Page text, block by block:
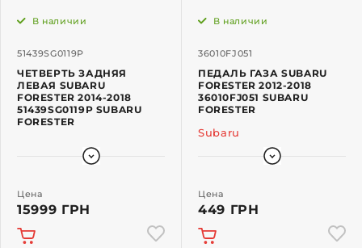
51439SG0119P
В наличии
ЧЕТВЕРТЬ ЗАДНЯЯ
ЛЕВАЯ SUBARU
FORESTER 2014-2018
51439SG0119P SUBARU
FORESTER
Цена
15999 ГРН
36010FJ051
В наличии
ПЕДАЛЬ ГАЗА SUBARU
FORESTER 2012-2018
36010FJ051 SUBARU
FORESTER
Subaru
Цена
449 ГРН